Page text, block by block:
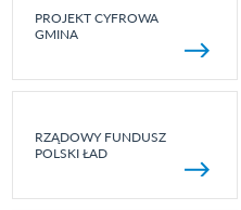
PROJEKT CYFROWA
GMINA
RZĄDOWY FUNDUSZ
POLSKI ŁAD